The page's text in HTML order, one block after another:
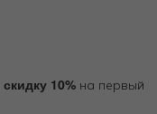
скидку 10% на первый